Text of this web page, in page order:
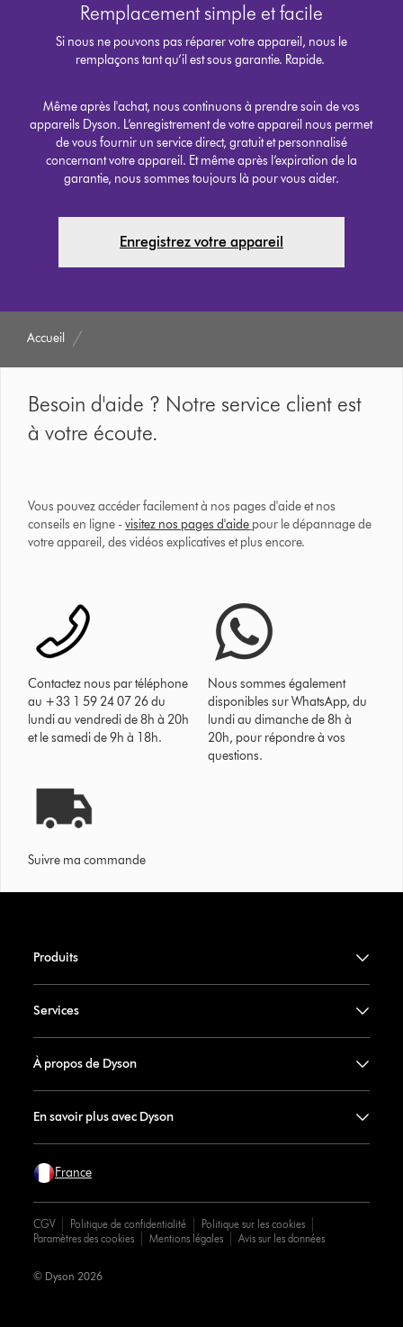
Remplacement simple et facile
Si nous ne pouvons pas réparer votre appareil, nous le
remplaçons tant qu’il est sous garantie. Rapide.
Même après l'achat, nous continuons à prendre soin de vos
appareils Dyson. L’enregistrement de votre appareil nous permet
de vous fournir un service direct, gratuit et personnalisé
concernant votre appareil. Et même après l’expiration de la
garantie, nous sommes toujours là pour vous aider.
Enregistrez votre appareil
Accueil
Besoin d'aide ? Notre service client est
à votre écoute.
Vous pouvez accéder facilement à nos pages d'aide et nos
conseils en ligne -visitez nos pages d'aide pour le dépannage de
votre appareil, des vidéos explicatives et plus encore.
Contactez nous par téléphone
au +33 1 59 24 07 26 du
lundi au vendredi de 8h à 20h
et le samedi de 9h à 18h.
Nous sommes également
disponibles sur WhatsApp, du
lundi au dimanche de 8h à
20h, pour répondre à vos
questions.
Suivre ma commande
Produits
Services
À propos de Dyson
En savoir plus avec Dyson
France
CGV Politique de confidentialité
Politique sur les cookies
Paramètres des cookies
Mentions légales Avis sur les données
© Dyson 2026